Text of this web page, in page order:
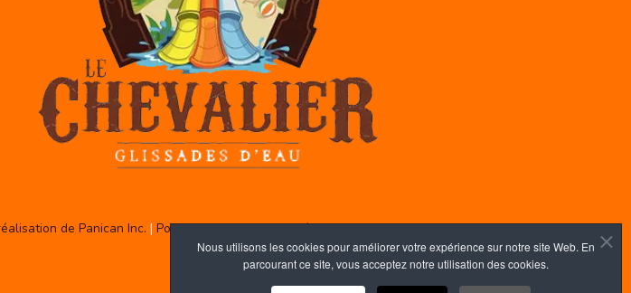
de Panican Inc. | Politique de confidentialité
Nous utilisons les cookies pour améliorer votre expérience sur notre site Web. En
parcourant ce site, vous acceptez notre utilisation des cookies.